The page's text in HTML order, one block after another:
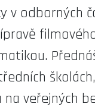
v odborných
na veřejných